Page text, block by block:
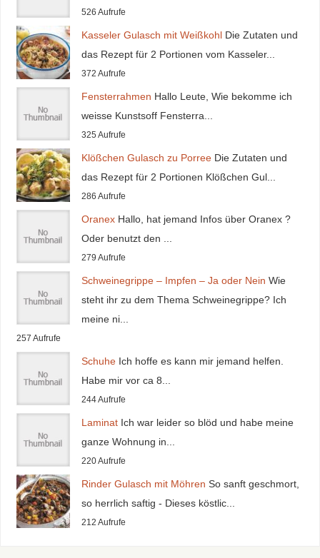
526 Aufrufe
Kasseler Gulasch mit Weißkohl Die Zutaten und
das Rezept für 2 Portionen vom Kasseler...
372 Aufrufe
Fensterrahmen Hallo Leute, Wie bekomme ich
weisse Kunstsoff Fensterra...
325 Aufrufe
Klößchen Gulasch zu Porree Die Zutaten und
das Rezept für 2 Portionen Klößchen Gul...
286 Aufrufe
Oranex Hallo, hat jemand Infos über Oranex ?
Oder benutzt den ...
279 Aufrufe
Schweinegrippe – Impfen – Ja oder Nein Wie
steht ihr zu dem Thema Schweinegrippe? Ich
meine ni...
257 Aufrufe
Schuhe Ich hoffe es kann mir jemand helfen.
Habe mir vor ca 8...
244 Aufrufe
Laminat Ich war leider so blöd und habe meine
ganze Wohnung in...
220 Aufrufe
Rinder Gulasch mit Möhren So sanft geschmort,
so herrlich saftig - Dieses köstlic...
212 Aufrufe